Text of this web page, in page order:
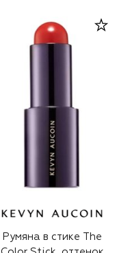
Румяна в стике The